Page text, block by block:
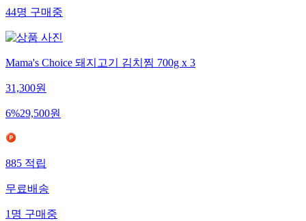
44명 구매중
Mama's Choice 돼지고기 김치찜 700g x 3
31,300원
6%29,500원
885 적립
무료배송
1 명 구매중